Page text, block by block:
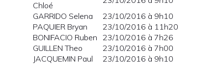
Chloé
GARRIDO Selena
23/10/2016 à 9h10
PAQUIER Bryan
23/10/2016 à 11h20
BONIFACIO Ruben
23/10/2016 à 7h26
GUILLEN Theo
23/10/2016 à 7h00
JACQUEMIN Paul
23/10/2016 à 9h10